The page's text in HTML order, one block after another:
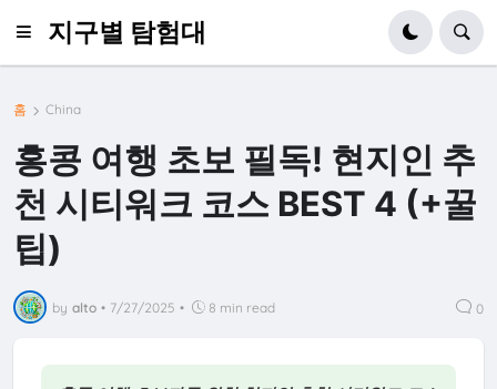
지구별 탐험대
홈 China
홍콩 여행 초보 필독! 현지인 추
천 시티워크 코스 BEST 4 (+꿀
팁)
by alto • 7/27/2025 • 8 min read 0